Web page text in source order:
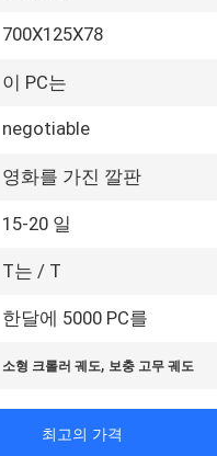
700X125X78
이 PC는
negotiable
영화를 가진 깔판
15-20 일
T는 / T
한달에 5000 PC를
소형 크롤러 궤도, 보충 고무 궤도
최고의 가격